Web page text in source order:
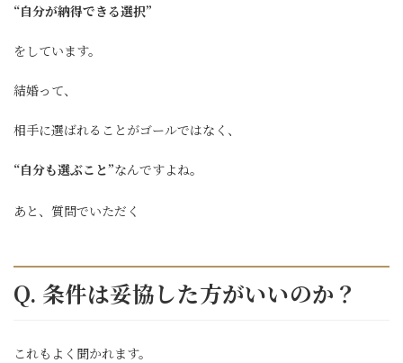
“自分が納得できる選択”
をしています。
結婚って、
相手に選ばれることがゴールではなく、
“自分も選ぶこと”なんですよね。
あと、質問でいただく
Q. 条件は妥協した方がいいのか？
これもよく聞かれます。